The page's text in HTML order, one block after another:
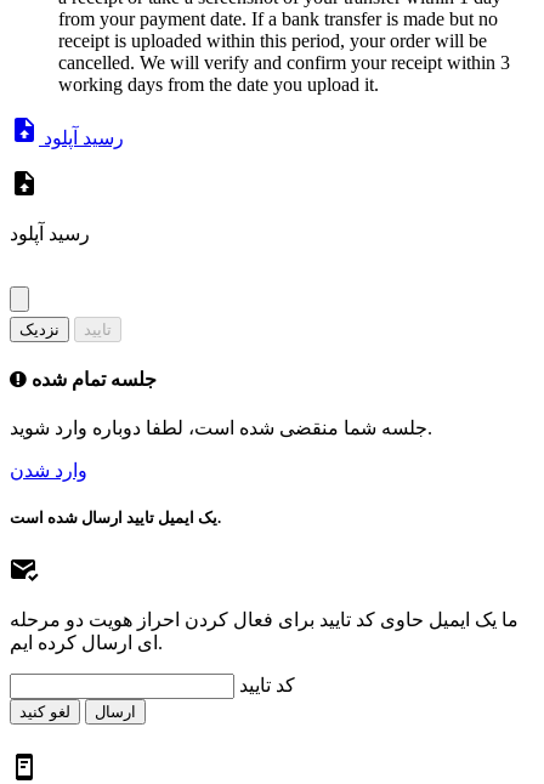
from your payment date. If a bank transfer is made but no
receipt is uploaded within this period, your order will be
cancelled. We will verify and confirm your receipt within 3
working days from the date you upload it.
رسید آپلود
رسید آپلود
نزدیک تایید
جلسه تمام شده
جلسه شما منقضی شده است، لطفا دوباره وارد شوید.
وارد شدن
یک ایمیل تایید ارسال شده است.
ما یک ایمیل حاوی کد تایید برای فعال کردن احراز هویت دو مرحله
ای ارسال کرده ایم.
کد تایید
لغو کنید ارسال